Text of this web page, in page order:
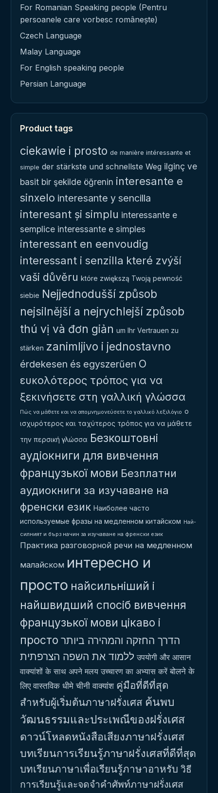
For Romanian Speaking people (Pentru
persoanele care vorbesc românește)
Czech Language
Malay Language
For English speaking people
Persian Language
Product tags
ciekawie i prosto de manière intéressante et
simple der stärkste und schnellste Weg ilginç ve
basit bir şekilde öğrenin interesante e
sinxelo interesante y sencilla
interesant și simplu interessante e
semplice interessante e simples
interessant en eenvoudig
interessant i senzilla které zvýší
vaši důvěru które zwiększą Twoją pewność
siebie Nejjednodušší způsob
nejsilnější a nejrychlejší způsob
thú vị và đơn giản um Ihr Vertrauen zu
stärken zanimljivo i jednostavno
érdekesen és egyszerűen Ο
ευκολότερος τρόπος για να
ξεκινήσετε στη γαλλική γλώσσα
Πώς να μάθετε και να απομνημονεύσετε το γαλλικό λεξιλόγιο ο
ισχυρότερος και ταχύτερος τρόπος για να μάθετε
την περσική γλώσσα Безкоштовні
аудіокниги для вивчення
французької мови Безплатни
аудиокниги за изучаване на
френски език Наиболее часто
используемые фразы на медленном китайском Най-
силният и бърз начин за изучаване на френски език
Практика разговорной речи на медленном
малайском интересно и
просто найсильніший і
найшвидший спосіб вивчення
французької мови цікаво і
просто הדרך החזקה והמהירה ביותר
ללמוד את השפה הצרפתית उपयोगी और आसान
वाक्यांशों के साथ अपने मलय उच्चारण का अभ्यास करें बोलने के
लिए वास्तविक धीमे चीनी वाक्यांश คู่มือที่ดีที่สุด
สำหรับผู้เริ่มต้นภาษาฝรั่งเศส ค้นพบ
วัฒนธรรมและประเพณีของฝรั่งเศส
ดาวน์โหลดหนังสือเสียงภาษาฝรั่งเศส
บทเรียนการเรียนรู้ภาษาฝรั่งเศสที่ดีที่สุด
บทเรียนภาษาเพื่อเรียนรู้ภาษาอาหรับ วิธี
การเรียนรู้และจดจำคำศัพท์ภาษาฝรั่งเศส